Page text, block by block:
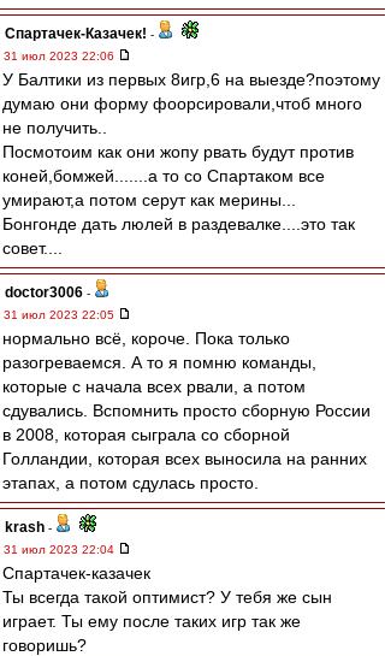
Спартачек-Казачек! -
31 июл 2023 22:06
У Балтики из первых 8игр,6 на выезде?поэтому
думаю они форму фоорсировали,чтоб много
не получить..
Посмотоим как они жопу рвать будут против
коней,бомжей.......а то со Спартаком все
умирают,а потом серут как мерины...
Бонгонде дать люлей в раздевалке....это так
совет....
doctor3006 -
31 июл 2023 22:05
нормально всё, короче. Пока только
разогреваемся. А то я помню команды,
которые с начала всех рвали, а потом
сдувались. Вспомнить просто сборную России
в 2008, которая сыграла со сборной
Голландии, которая всех выносила на ранних
этапах, а потом сдулась просто.
krash -
31 июл 2023 22:04
Спартачек-казачек
Ты всегда такой оптимист? У тебя же сын
играет. Ты ему после таких игр так же
говоришь?